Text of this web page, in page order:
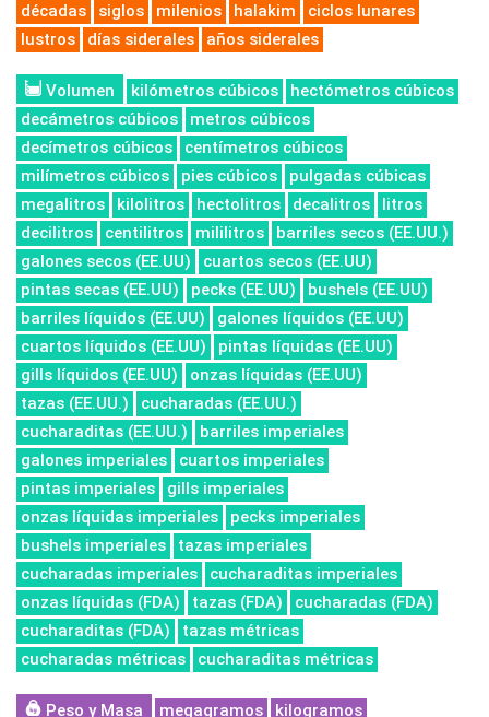
décadas
siglos milenios halakim
ciclos lunares
lustros
días siderales años siderales
Volumen kilómetros cúbicos
hectómetros cúbicos
decámetros cúbicos
metros cúbicos
decímetros cúbicos
centímetros cúbicos
milímetros cúbicos
pies cúbicos
pulgadas cúbicas
megalitros
kilolitros hectolitros decalitros
litros
decilitros
centilitros mililitros
barriles secos (EE.UU.)
galones secos (EE.UU)
cuartos secos (EE.UU)
pintas secas (EE.UU)
pecks (EE.UU)
bushels (EE.UU)
barriles líquidos (EE.UU)
galones líquidos (EE.UU)
cuartos líquidos (EE.UU)
pintas líquidas (EE.UU)
gills líquidos (EE.UU)
onzas líquidas (EE.UU)
tazas (EE.UU.)
cucharadas (EE.UU.)
cucharaditas (EE.UU.)
barriles imperiales
galones imperiales
cuartos imperiales
pintas imperiales
gills imperiales
onzas líquidas imperiales
pecks imperiales
bushels imperiales
tazas imperiales
cucharadas imperiales
cucharaditas imperiales
onzas líquidas (FDA)
tazas (FDA)
cucharadas (FDA)
cucharaditas (FDA)
tazas métricas
cucharadas métricas
cucharaditas métricas
Peso y Masa megagramos kilogramos